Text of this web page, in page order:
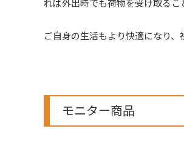
れば外出時でも荷物を受け取るこ
ご自身の生活もより快適になり
モニター商品